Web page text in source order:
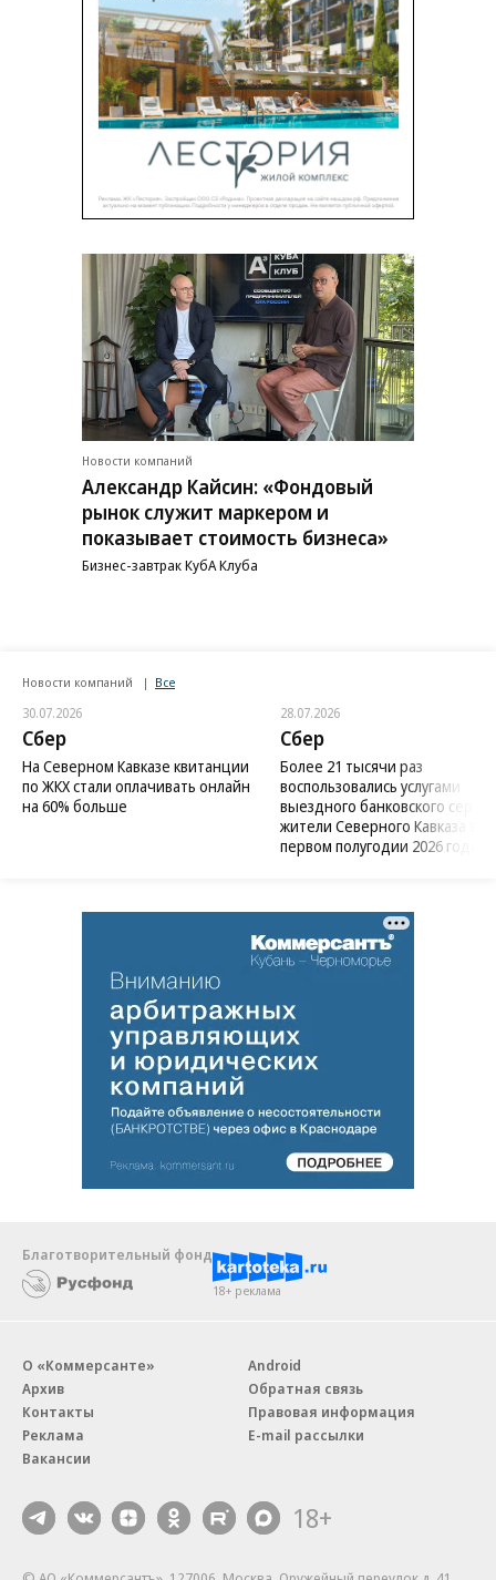
Новости компаний
Александр Кайсин: «Фондовый
рынок служит маркером и
показывает стоимость бизнеса»
Бизнес-завтрак КубА Клуба
Новости компаний Все
30.07.2026
Сбер
На Северном Кавказе квитанции
по ЖКХ стали оплачивать онлайн
на 60% больше
28.07.2026
Сбер
Более 21 тысячи раз
воспользовались услугами
выездного банковского
жители Северного Кавказа в
первом полугодии 2026 года
Благотворительный фонд
18+ реклама
О «Коммерсанте»
Архив
Контакты
Реклама
Вакансии
Android
Обратная связь
Правовая информация
E-mail рассылки
18+